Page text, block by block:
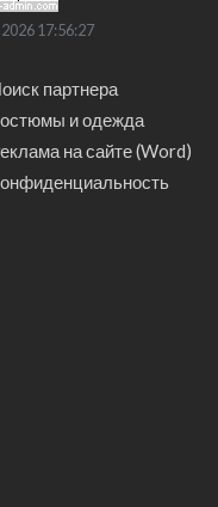
17:56:27
партнера
и одежда
на сайте (Word)